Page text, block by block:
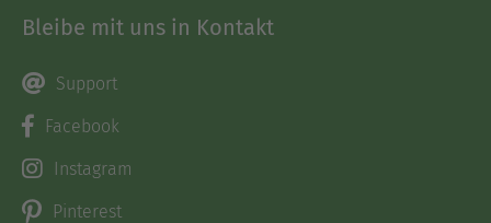
Bleibe mit uns in Kontakt
Support
Facebook
Instagram
Pinterest